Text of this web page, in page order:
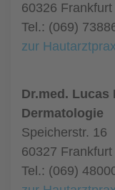
60326 Frankfurt
Tel.: (069)
zur
Dr.med.
Dermatologie
Speicherstr. 16
60327 Frankfurt
Tel.: (069)